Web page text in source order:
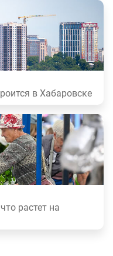
в Хабаровске
растет на